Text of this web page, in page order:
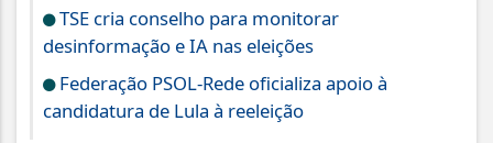
TSE cria conselho para monitorar
desinformação e IA nas eleições
Federação PSOL-Rede oficializa apoio à
candidatura de Lula à reeleição